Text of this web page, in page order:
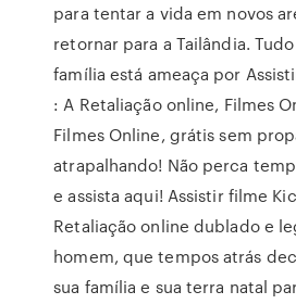
para tentar a vida em novos
retornar para a Tailândia.
família está ameaça por
: A Retaliação online, Filmes
Filmes Online, grátis sem
atrapalhando! Não perca
e assista aqui! Assistir filme
Retaliação online dublado e
homem, que tempos atrás
sua família e sua terra natal